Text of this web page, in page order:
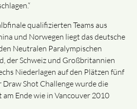
qualifizierten Teams aus
und Norwegen liegt das deutsche
Neutralen Paralympischen
der Schweiz und Großbritannien
Niederlagen auf den Plätzen fünf
Draw Shot Challenge wurde die
Ende wie in Vancouver 2010